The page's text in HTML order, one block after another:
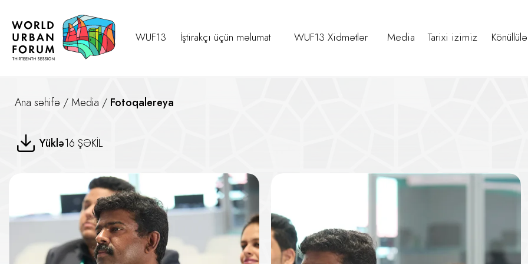
WUF13 İştirakçı üçün məlumat WUF13 Xidmətlər Media Tarixi izimiz
Ana səhifə /Media / Fotoqalereya
Dayanıqlı Yaşayış Məkanları üçün İqlimə Uyğun və Dayanıqlı
Yüklə16 ŞƏKİL